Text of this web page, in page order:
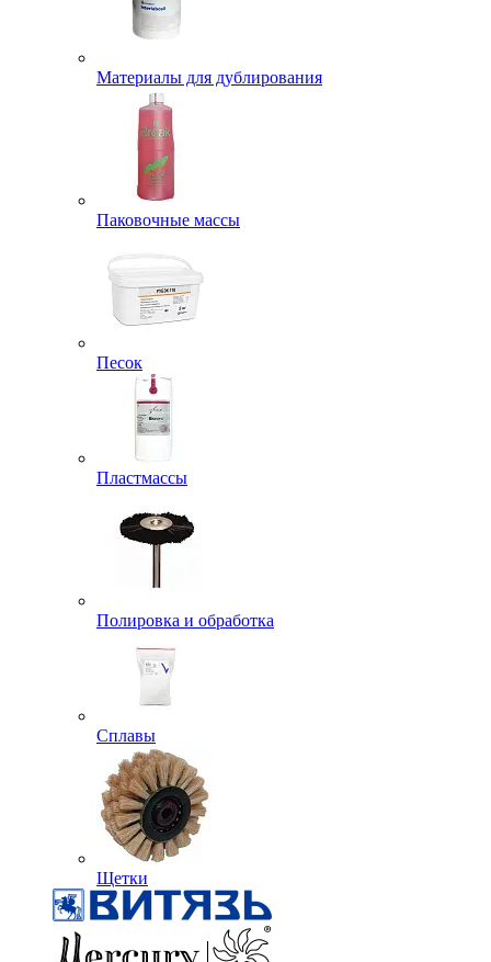
Материалы для дублирования
Паковочные массы
Песок
Пластмассы
Полировка и обработка
Сплавы
Щетки